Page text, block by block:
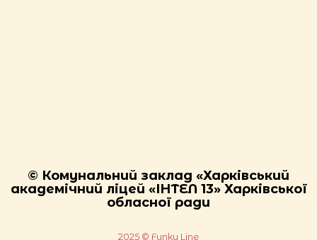
© Комунальний заклад «Харківський
академічний ліцей «ІНТЕЛ 13» Харківської
обласної ради
2025 © Funky Line